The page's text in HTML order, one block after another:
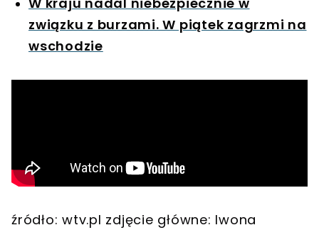
związku z burzami. W piątek zagrzmi na
wschodzie
źródło: wtv.pl zdjęcie główne: Iwona